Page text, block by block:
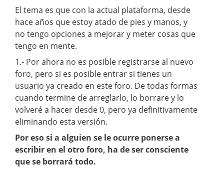
El tema es que con la actual plataforma, desde
hace años que estoy atado de pies y manos, y
no tengo opciones a mejorar y meter cosas que
tengo en mente.
1.- Por ahora no es posible registrarse al nuevo
foro, pero si es posible entrar si tienes un
usuario ya creado en este foro. De todas formas
cuando termine de arreglarlo, lo borrare y lo
volveré a hacer desde 0, pero ya definitivamente
eliminando esta versión.
Por eso si a alguien se le ocurre ponerse a
escribir en el otro foro, ha de ser consciente
que se borrará todo.